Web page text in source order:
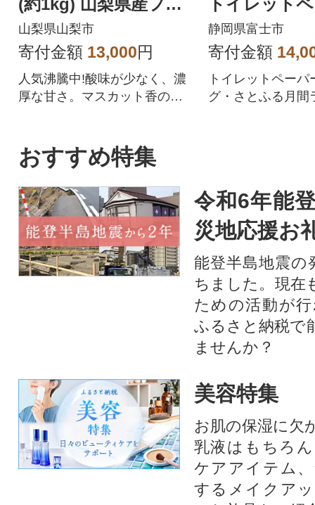
ーツ 人気のぶどう
山梨県山梨市
寄付金額 13,000円
人気沸騰中!酸味が少なく、濃
厚な甘さ。マスカット香の芳
トを中心にぶどうをたくさん
作っている農家が自信を持っ
てお届けします。
ダブル 96ロ
品 人気
静岡県富士市
寄付金額
トイレットペーパ
グ・さとふる月間
おすすめ特集
令和6年能
災地応援お
能登半島地震の
ちました。現在
ための活動が
ふるさと納税で
ませんか？
美容特集
お肌の保湿に欠
乳液はもちろ
ケアアイテム
するメイクア